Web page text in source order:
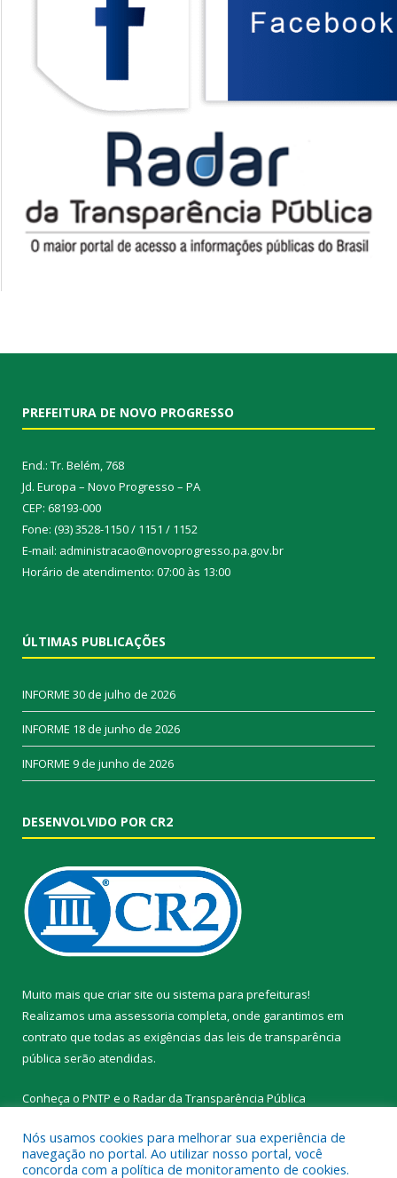
PREFEITURA DE NOVO PROGRESSO
End.: Tr. Belém, 768
Jd. Europa – Novo Progresso – PA
CEP: 68193-000
Fone: (93) 3528-1150 / 1151 / 1152
E-mail: administracao@novoprogresso.pa.gov.br
Horário de atendimento: 07:00 às 13:00
ÚLTIMAS PUBLICAÇÕES
INFORME 30 de julho de 2026
INFORME 18 de junho de 2026
INFORME 9 de junho de 2026
DESENVOLVIDO POR CR2
Muito mais que criar site ou sistema para prefeituras!
Realizamos uma assessoria completa, onde garantimos em
contrato que todas as exigências das leis de transparência
pública serão atendidas.
Conheça o PNTP e o Radar da Transparência Pública
Nós usamos cookies para melhorar sua experiência de
navegação no portal. Ao utilizar nosso portal, você
concorda com a política de monitoramento de cookies.